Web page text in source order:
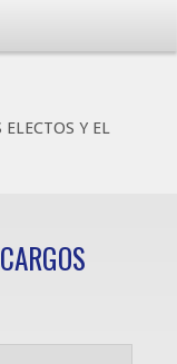
Y EL